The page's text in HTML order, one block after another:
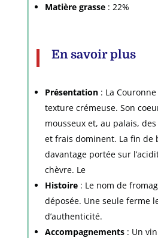
Matière grasse : 22%
En savoir plus
Présentation : La
texture crémeuse. Son
mousseux et, au palais,
et frais dominent. La fin de
davantage portée sur
chèvre. Le
Histoire : Le nom de
déposée. Une seule ferme
d’authenticité.
Accompagnements : Un